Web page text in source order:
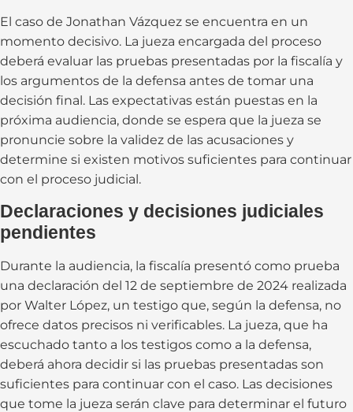
El caso de Jonathan Vázquez se encuentra en un
momento decisivo. La jueza encargada del proceso
deberá evaluar las pruebas presentadas por la fiscalía y
los argumentos de la defensa antes de tomar una
decisión final. Las expectativas están puestas en la
próxima audiencia, donde se espera que la jueza se
pronuncie sobre la validez de las acusaciones y
determine si existen motivos suficientes para continuar
con el proceso judicial.
Declaraciones y decisiones judiciales
pendientes
Durante la audiencia, la fiscalía presentó como prueba
una declaración del 12 de septiembre de 2024 realizada
por Walter López, un testigo que, según la defensa, no
ofrece datos precisos ni verificables. La jueza, que ha
escuchado tanto a los testigos como a la defensa,
deberá ahora decidir si las pruebas presentadas son
suficientes para continuar con el caso. Las decisiones
que tome la jueza serán clave para determinar el futuro